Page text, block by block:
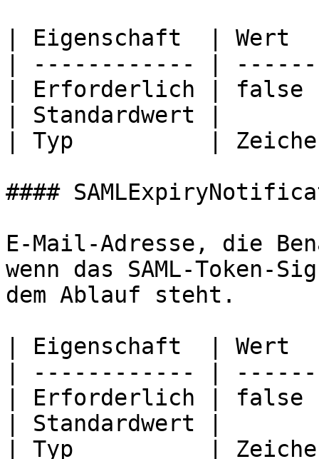
| Eigenschaft  |
| ------------ |
| Erforderlich |
| Standardwert |
| Typ          |
####
E-Mail-Adresse, die
wenn das SAML-
dem Ablauf steht.
| Eigenschaft  |
| ------------ |
| Erforderlich |
| Standardwert |
| Typ          |